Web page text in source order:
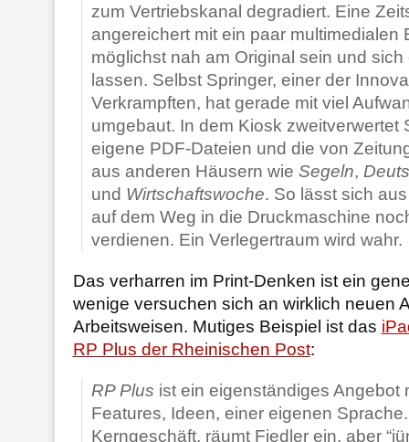
zum Vertriebskanal degradiert. Eine
angereichert mit ein paar multimedialen
möglichst nah am Original sein und
lassen. Selbst Springer, einer der
Verkrampften, hat gerade mit viel
umgebaut. In dem Kiosk zweitverwertet
eigene PDF-Dateien und die von
aus anderen Häusern wieSegeln,
und Wirtschaftswoche. So lässt sich
auf dem Weg in die Druckmaschine
verdienen. Ein Verlegertraum wird wahr.
Das verharren im Print-Denken ist ein
wenige versuchen sich an wirklich neuen
Arbeitsweisen. Mutiges Beispiel ist das
RP Plus der Rheinischen Post:
RP Plus ist ein eigenständiges Angebot
Features, Ideen, einer eigenen
Kerngeschäft, räumt Fiedler ein, aber